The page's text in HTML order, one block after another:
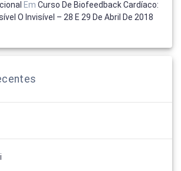
Em Curso De Biofeedback Cardíaco:
O Invisível – 28 E 29 De Abril De 2018